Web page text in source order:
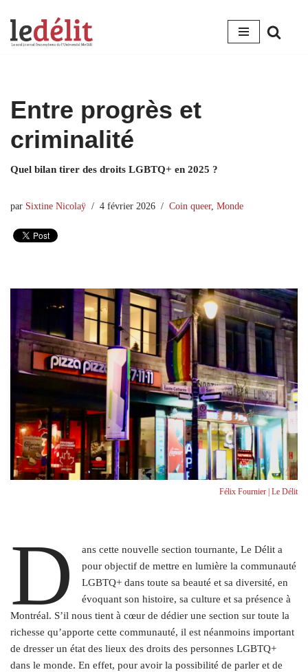
Aller
Entre progrès et
criminalité
Quel bilan tirer des droits LGBTQ+ en 2025 ?
par Sixtine Nicolaÿ 4 février 2026 Coin queer, Monde
Félix Fournier | Le Délit
D
ans cette nouvelle section tournante, Le Délit a
pour objectif de mettre en lumière la communauté
LGBTQ+ dans toute sa beauté et sa diversité, en
évoquant son histoire, sa culture et sa présence à
Montréal. S’il nous tient à cœur de dédier une section sur toute la
richesse qu’apporte cette communauté, il est néanmoins important
de dresser un état des lieux des droits des personnes LGBTQ+
dans le monde. En effet, pour avoir la possibilité de parler et de